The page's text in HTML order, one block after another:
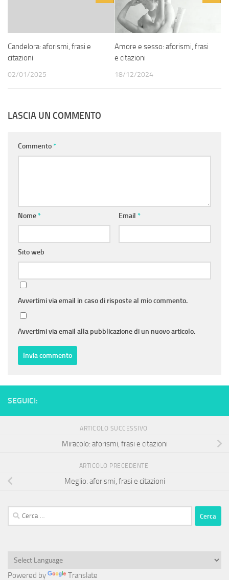
Candelora: aforismi, frasi e
citazioni
02/01/2025
Amore e sesso: aforismi, frasi
e citazioni
18/12/2024
LASCIA UN COMMENTO
Commento*
Nome* Email *
Sito web
Avvertimi via email in caso di risposte al mio commento.
Avvertimi via email alla pubblicazione di un nuovo articolo.
SEGUICI:
ARTICOLO SUCCESSIVO
Miracolo: aforismi, frasi e citazioni
ARTICOLO PRECEDENTE
Meglio: aforismi, frasi e citazioni
Ricerca
per:
Powered by Translate